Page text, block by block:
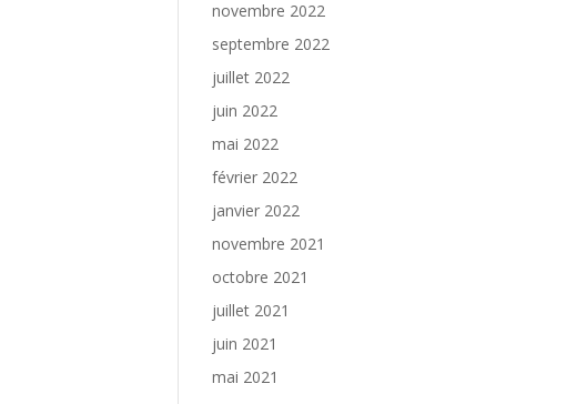
novembre 2022
septembre 2022
juillet 2022
juin 2022
mai 2022
février 2022
janvier 2022
novembre 2021
octobre 2021
juillet 2021
juin 2021
mai 2021